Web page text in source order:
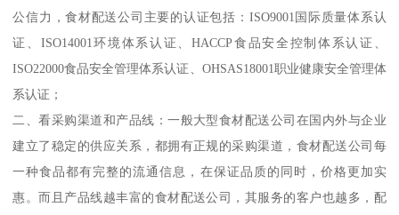
公信力，食材配送公司主要的认证包括：ISO9001国际质量体系认
证、ISO14001环境体系认证、HACCP食品安全控制体系认证、
ISO22000食品安全管理体系认证、OHSAS18001职业健康安全管理体
系认证；
二、看采购渠道和产品线：一般大型食材配送公司在国内外与企业
建立了稳定的供应关系，都拥有正规的采购渠道，食材配送公司每
一种食品都有完整的流通信息，在保证品质的同时，价格更加实
惠。而且产品线越丰富的食材配送公司，其服务的客户也越多，配